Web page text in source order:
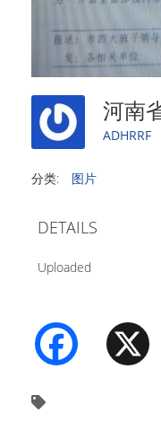
ADHRRF
分类: 图片
DETAILS
Uploaded
Facebook